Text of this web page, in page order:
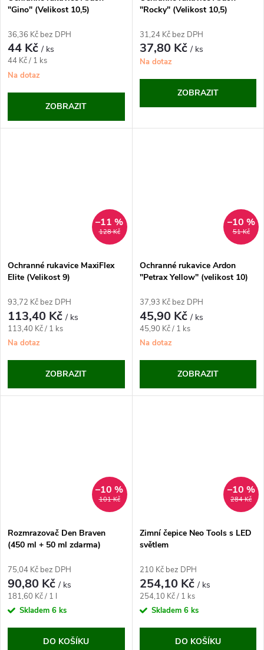
"Gino" (Velikost 10,5)
36,36 Kč bez DPH
44 Kč/ ks
Měrná
cena:
44 Kč / 1 ks
Na dotaz
ZOBRAZIT
"Rocky" (Velikost 10,5)
31,24 Kč bez DPH
37,80 Kč/ ks
Na dotaz
ZOBRAZIT
128 Kč
–11 %
Ochranné rukavice MaxiFlex
Elite (Velikost 9)
93,72 Kč bez DPH
113,40 Kč/ ks
Měrná
cena:
113,40 Kč / 1 ks
Na dotaz
ZOBRAZIT
51 Kč
–10 %
Ochranné rukavice Ardon
"Petrax Yellow" (velikost 10)
37,93 Kč bez DPH
45,90 Kč/ ks
Měrná
cena:
45,90 Kč / 1 ks
Na dotaz
ZOBRAZIT
101 Kč
–10 %
Rozmrazovač Den Braven
(450 ml + 50 ml zdarma)
75,04 Kč bez DPH
90,80 Kč/ ks
Měrná
cena:
181,60 Kč / 1 l
Skladem 6 ks
DO KOŠÍKU
284 Kč
–10 %
Zimní čepice Neo Tools s LED
světlem
210 Kč bez DPH
254,10 Kč/ ks
Měrná
cena:
254,10 Kč / 1 ks
Skladem 6 ks
DO KOŠÍKU